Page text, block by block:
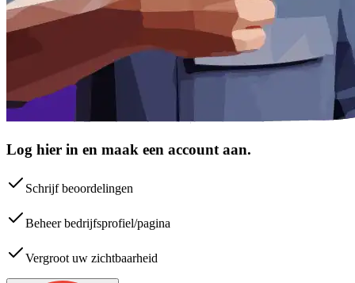
Log hier in en maak een account aan.
Schrijf beoordelingen
Beheer bedrijfsprofiel/pagina
Vergroot uw zichtbaarheid